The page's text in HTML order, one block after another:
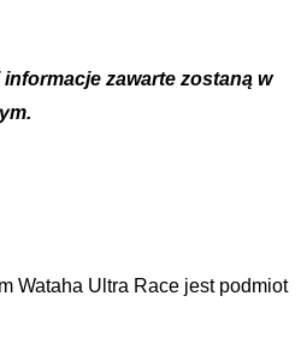
informacje zawarte zostaną w
Wataha Ultra Race jest podmiot